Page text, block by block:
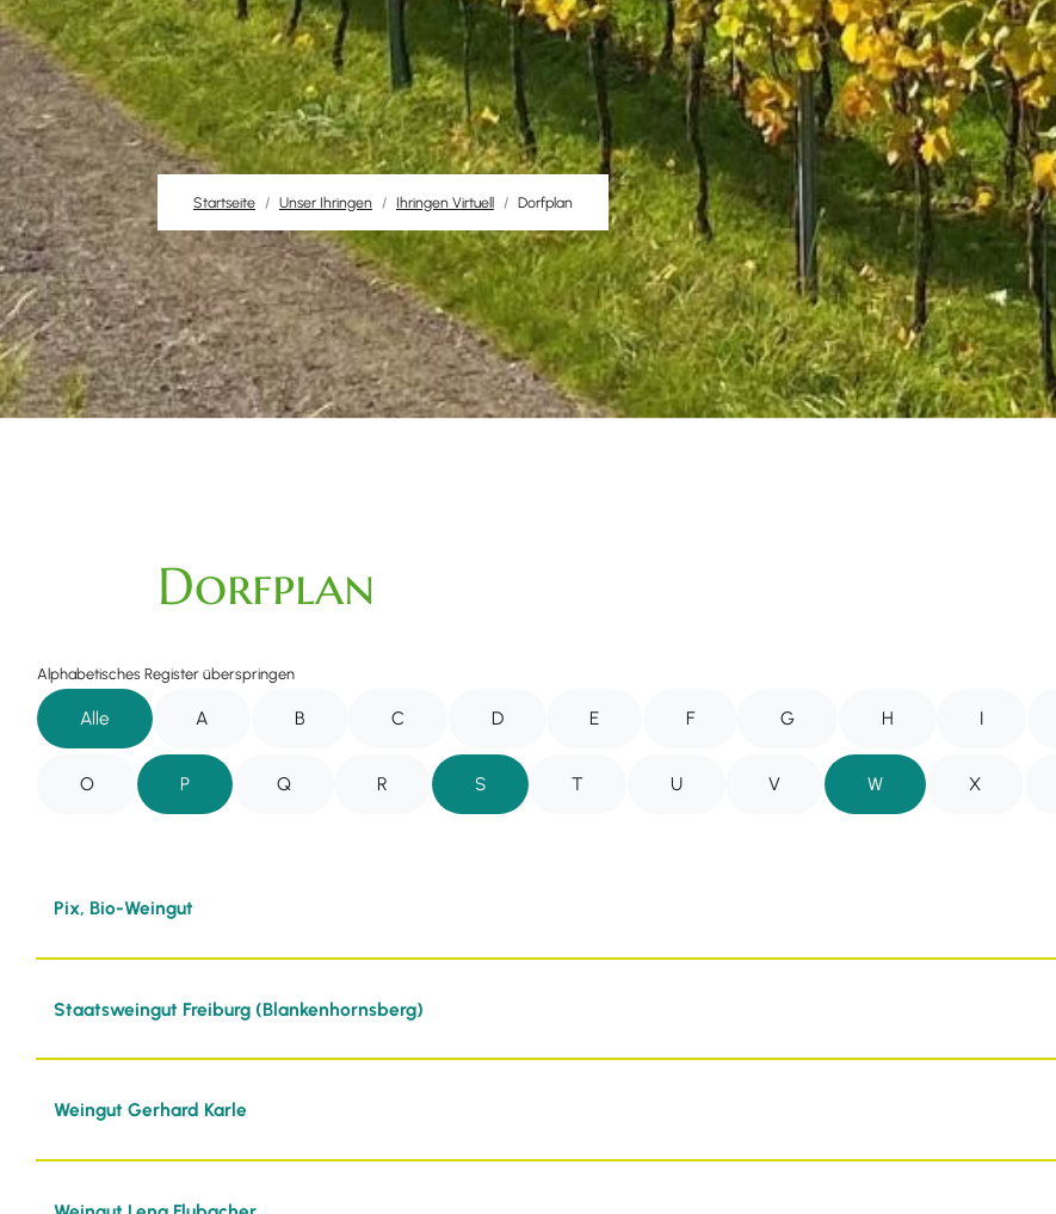
Startseite Unser Ihringen Ihringen Virtuell Dorfplan
Dorfplan
Alphabetisches Register überspringen
Alle A B C D E F G H I
O P Q R S T U V W X
Pix, Bio-Weingut
Staatsweingut Freiburg (Blankenhornsberg)
Weingut Gerhard Karle